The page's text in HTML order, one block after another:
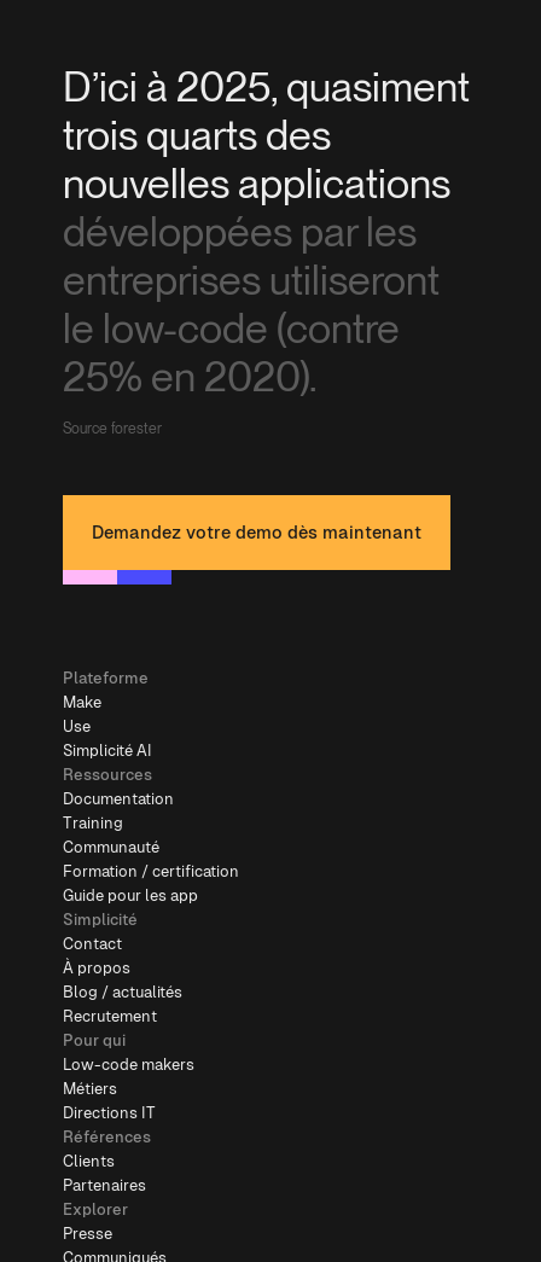
D’ici à 2025, quasiment
trois quarts des
nouvelles applications
développées par les
entreprises utiliseront
le low-code (contre
25% en 2020).
Source forester
Demandez votre demo dès maintenant
Plateforme
Make
Use
Simplicité AI
Ressources
Documentation
Training
Communauté
Formation / certification
Guide pour les app
Simplicité
Contact
À propos
Blog / actualités
Recrutement
Pour qui
Low-code makers
Métiers
Directions IT
Références
Clients
Partenaires
Explorer
Presse
Communiqués